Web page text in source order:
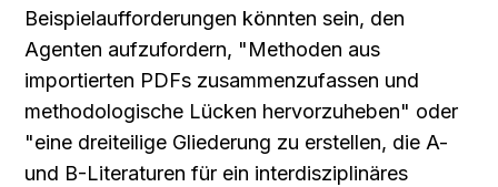
Beispielaufforderungen könnten sein, den
Agenten aufzufordern, "Methoden aus
importierten PDFs zusammenzufassen und
methodologische Lücken hervorzuheben" oder
"eine dreiteilige Gliederung zu erstellen, die A-
und B-Literaturen für ein interdisziplinäres